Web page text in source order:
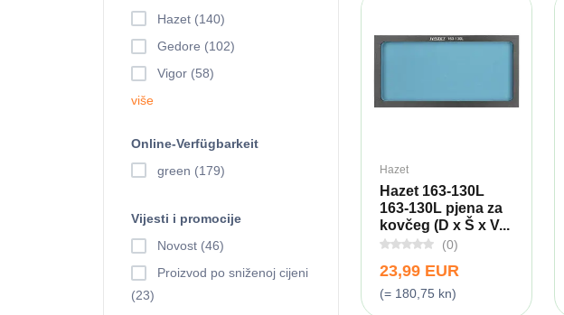
Hazet
Hazet 163-130L
163-130L pjena za
kovčeg (D x Š x V...
(0)
23,99 EUR
(= 180,75 kn)
Hazet (140)
Gedore (102)
Vigor (58)
više
Online-Verfügbarkeit
green (179)
Vijesti i promocije
Novost (46)
Proizvod po sniženoj cijeni
(23)